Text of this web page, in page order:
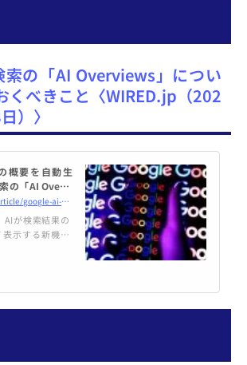
が並ぶ「独立系
国的にも注目さ
の取り組みも紹
索の「AI Overviews」につい
くべきこと〈WIRED.jp（202
）〉
概要を自動生
の「AI Overvi
っておくべき
https://wired.jp/article/google-ai-overviews-how-to-use-how-to-turn-off/
AIが検索結果の
示する新機能
能性を考える
頼性の低下にも